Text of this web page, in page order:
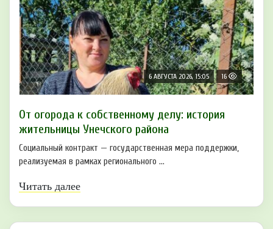
6 АВГУСТА 2026, 15:05 16
От огорода к собственному делу: история
жительницы Унечского района
Социальный контракт — государственная мера поддержки,
реализуемая в рамках регионального ...
Читать далее